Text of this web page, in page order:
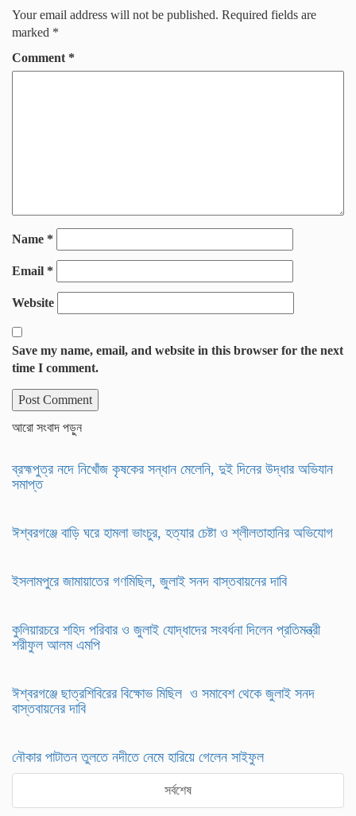
Your email address will not be published. Required fields are
marked *
Comment *
Name *
Email *
Website
Save my name, email, and website in this browser for the next
time I comment.
আরো সংবাদ পড়ুন
ব্রহ্মপুত্র নদে নিখোঁজ কৃষকের সন্ধান মেলেনি, দুই দিনের উদ্ধার অভিযান
সমাপ্ত
ঈশ্বরগঞ্জে বাড়ি ঘরে হামলা ভাংচুর, হত্যার চেষ্টা ও শ্লীলতাহানির অভিযোগ
ইসলামপুরে জামায়াতের গণমিছিল, জুলাই সনদ বাস্তবায়নের দাবি
কুলিয়ারচরে শহিদ পরিবার ও জুলাই যোদ্ধাদের সংবর্ধনা দিলেন প্রতিমন্ত্রী
শরীফুল আলম এমপি
ঈশ্বরগঞ্জে ছাত্রশিবিরের বিক্ষোভ মিছিল ও সমাবেশ থেকে জুলাই সনদ
বাস্তবায়নের দাবি
নৌকার পাটাতন তুলতে নদীতে নেমে হারিয়ে গেলেন সাইফুল
সর্বশেষ